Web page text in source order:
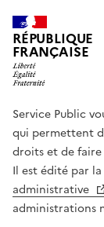
RÉPUBLIQUE
FRANÇAISE
Service Public
qui permettent
droits et de faire
Il est édité par la
administrative
administrations